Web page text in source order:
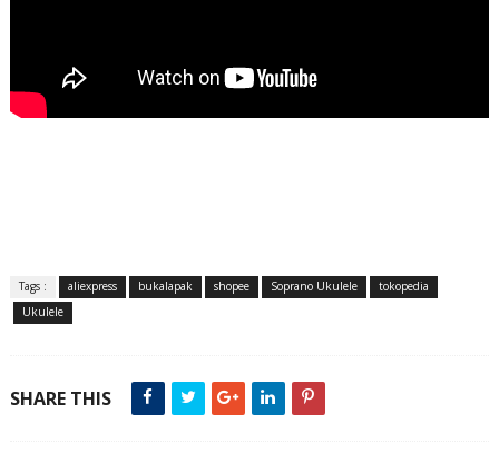
Tags : aliexpress bukalapak shopee Soprano Ukulele
tokopedia
Ukulele
SHARE THIS